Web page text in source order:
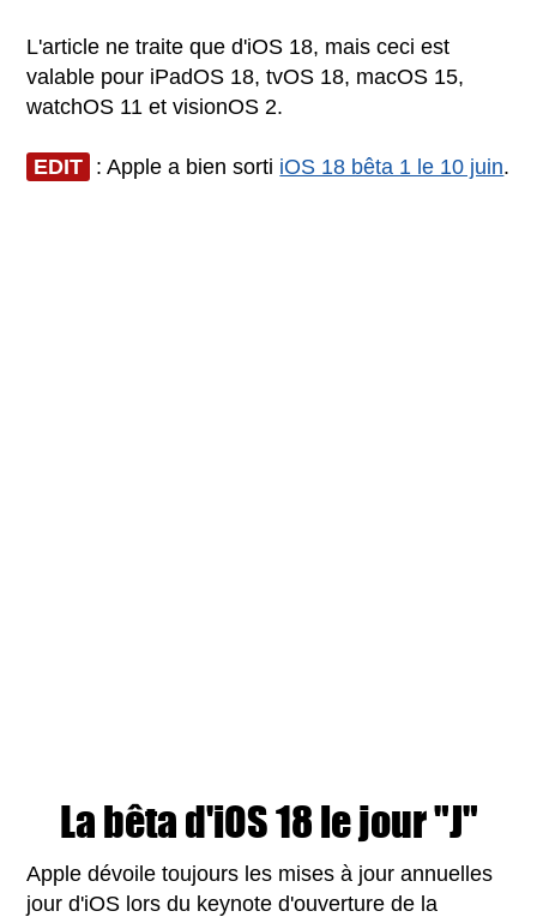
L'article ne traite que d'iOS 18, mais ceci est
valable pour iPadOS 18, tvOS 18, macOS 15,
watchOS 11 et visionOS 2.
EDIT : Apple a bien sorti iOS 18 bêta 1 le 10 juin.
La bêta d'iOS 18 le jour "J"
Apple dévoile toujours les mises à jour annuelles
jour d'iOS lors du keynote d'ouverture de la